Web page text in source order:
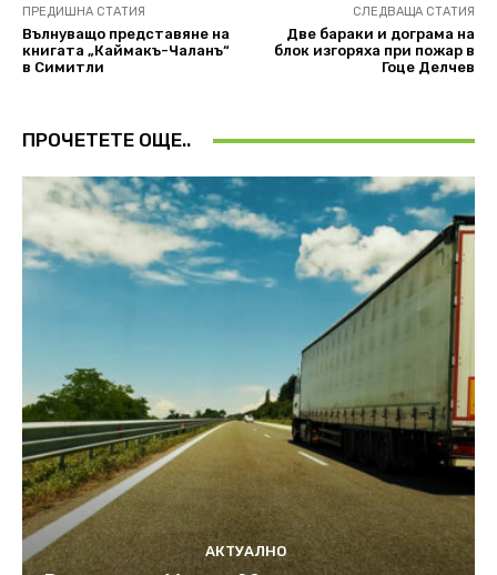
ПРЕДИШНА СТАТИЯ
Вълнуващо представяне на
книгата „Каймакъ-Чаланъ“
в Симитли
СЛЕДВАЩА СТАТИЯ
Две бараки и дограма на
блок изгоряха при пожар в
Гоце Делчев
ПРОЧЕТЕТЕ ОЩЕ..
АКТУАЛНО